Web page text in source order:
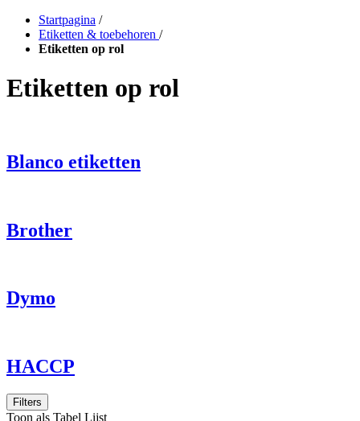
Startpagina /
Etiketten & toebehoren /
Etiketten op rol
Etiketten op rol
Blanco etiketten
Brother
Dymo
HACCP
Filters
Toon als Tabel Lijst